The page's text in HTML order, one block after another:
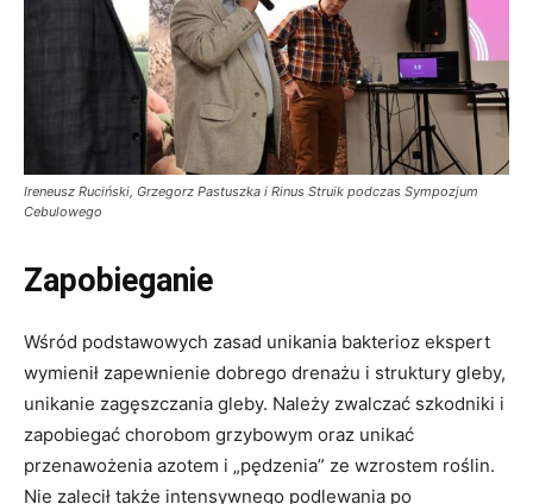
Ireneusz Ruciński, Grzegorz Pastuszka i Rinus Struik podczas Sympozjum
Cebulowego
Zapobieganie
Wśród podstawowych zasad unikania bakterioz ekspert
wymienił zapewnienie dobrego drenażu i struktury gleby,
unikanie zagęszczania gleby. Należy zwalczać szkodniki i
zapobiegać chorobom grzybowym oraz unikać
przenawożenia azotem i „pędzenia” ze wzrostem roślin.
Nie zalecił także intensywnego podlewania po